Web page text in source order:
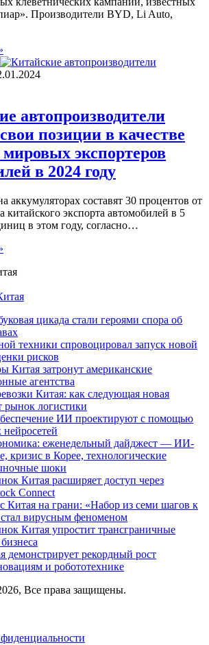
Производители BYD, Li Auto,
автопроизводители
позиции в качестве
экспортеров
в 2024 году
аккумуляторах составят 30 процентов от
китайского экспорта автомобилей в 5
в этом году, согласно…
цикада стали героями спора об
техники спровоцировал запуск новой
рисков
Китая затронут американские
агентства
Китая: как следующая новая
рынок логистики
ИИ проектируют с помощью
еженедельный дайджест — ИИ-
кризис в Корее, технологические
шоки
Китая расширяет доступ через
Connect
Китая на грани: «Набор из семи шагов к
стал вирусным феноменом
Китая упростит трансграничные
демонстрирует рекордный рост
и робототехнике
Все права защищены.